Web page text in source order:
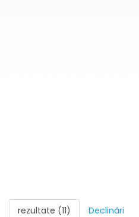
rezultate (11) Declinări